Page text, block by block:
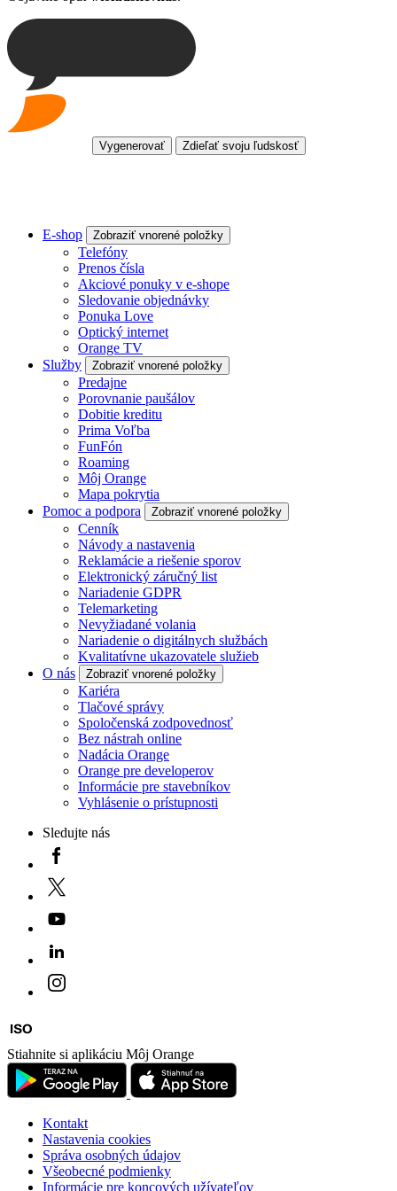
Vygenerovať Zdieľať svoju ľudskosť
E-shop Zobraziť vnorené položky
Telefóny
Prenos čísla
Akciové ponuky v e-shope
Sledovanie objednávky
Ponuka Love
Optický internet
Orange TV
Služby
Zobraziť vnorené položky
Predajne
Porovnanie paušálov
Dobitie kreditu
Prima Voľba
FunFón
Roaming
Môj Orange
Mapa pokrytia
Pomoc a podpora
Zobraziť vnorené položky
Cenník
Návody a nastavenia
Reklamácie a riešenie sporov
Elektronický záručný list
Nariadenie GDPR
Telemarketing
Nevyžiadané volania
Nariadenie o digitálnych službách
Kvalitatívne ukazovatele služieb
O nás
Zobraziť vnorené položky
Kariéra
Tlačové správy
Spoločenská zodpovednosť
Bez nástrah online
Nadácia Orange
Orange pre developerov
Informácie pre stavebníkov
Vyhlásenie o prístupnosti
Sledujte nás
Stiahnite si aplikáciu Môj Orange
Kontakt
Nastavenia cookies
Správa osobných údajov
Všeobecné podmienky
Informácie pre koncových užívateľov